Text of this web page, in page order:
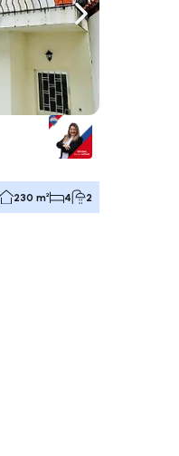
Navegação
230 m² 4 2